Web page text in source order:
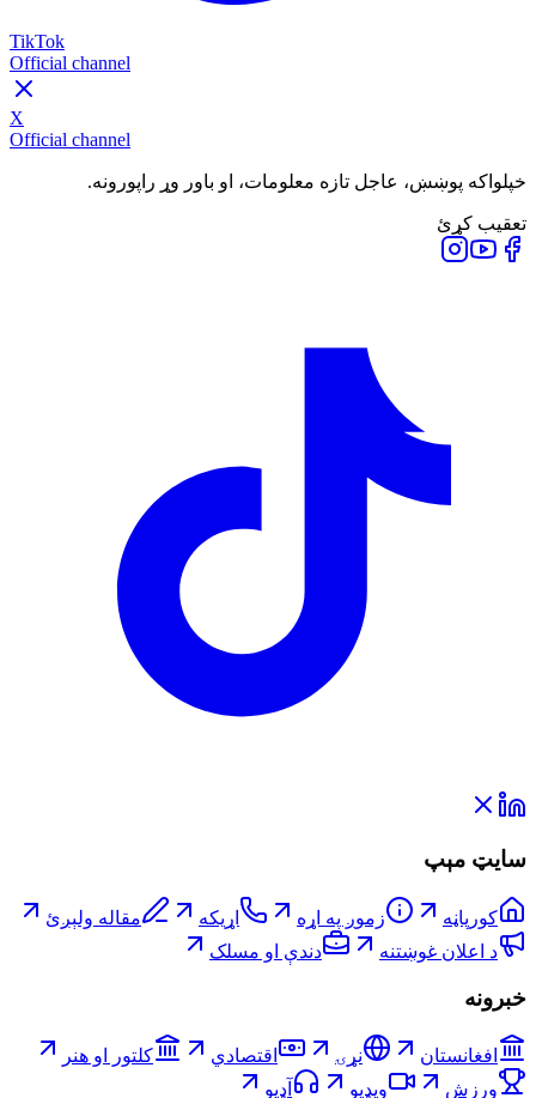
TikTok
Official channel
X
Official channel
خپلواکه پوښښ، عاجل تازه معلومات، او باور وړ راپورونه.
تعقیب کړئ
سایټ مېپ
کورپاڼه زموږ په اړه اړیکه
مقاله ولېږئ
د اعلان غوښتنه
دندې او مسلک
خبرونه
افغانستان نړۍ اقتصادي
کلتور او هنر
ورزش
ویډیو آډیو